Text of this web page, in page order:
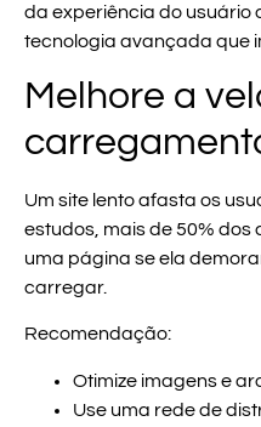
da experiência do usuário
tecnologia avançada que
Melhore a
Um site lento afasta os
estudos, mais de 50%
uma página se ela
carregar.
Recomendação:
Otimize imagens e
Use uma rede de